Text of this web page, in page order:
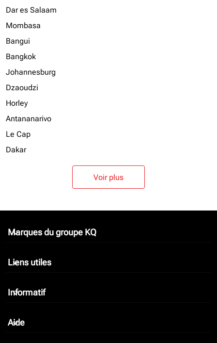
Dar es Salaam
Mombasa
Bangui
Bangkok
Johannesburg
Dzaoudzi
Horley
Antananarivo
Le Cap
Dakar
Voir plus
Marques du groupe KQ
keyboard_arrow_down
Liens utiles
keyboard_arrow_down
Informatif
keyboard_arrow_down
Aide
keyboard_arrow_down